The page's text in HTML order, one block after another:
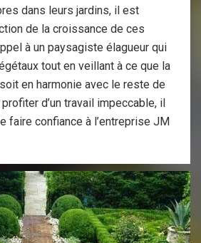
dans leurs jardins, il est
de la croissance de ces
à un paysagiste élagueur qui
tout en veillant à ce que la
en harmonie avec le reste de
d’un travail impeccable, il
faire confiance à l’entreprise JM